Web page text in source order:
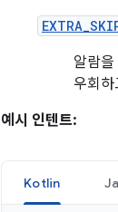
알람
우회
예시 인텐트:
Kotlin